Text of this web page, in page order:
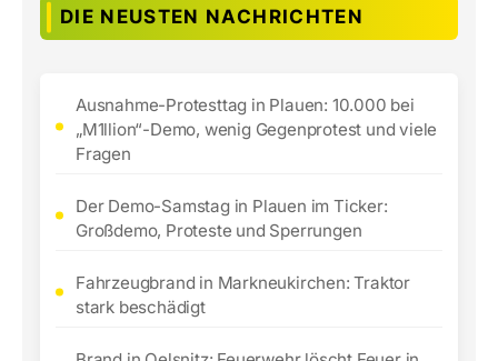
DIE NEUSTEN NACHRICHTEN
Ausnahme-Protesttag in Plauen: 10.000 bei
„M1llion“-Demo, wenig Gegenprotest und viele
Fragen
Der Demo-Samstag in Plauen im Ticker:
Großdemo, Proteste und Sperrungen
Fahrzeugbrand in Markneukirchen: Traktor
stark beschädigt